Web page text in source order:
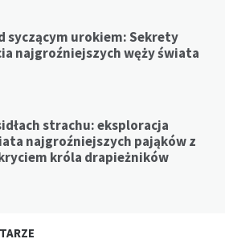
syczącym urokiem: Sekrety
najgroźniejszych węży świata
strachu: eksploracja
najgroźniejszych pająków z
króla drapieżników